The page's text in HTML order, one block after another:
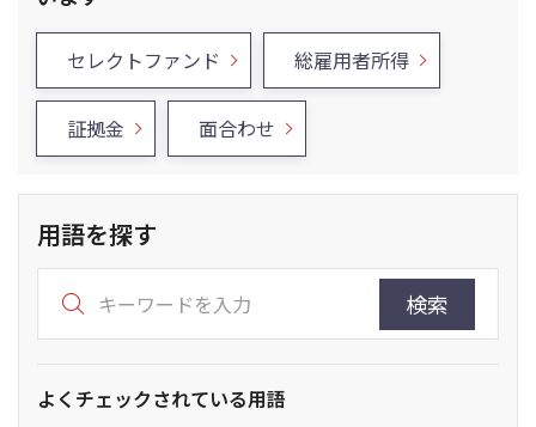
セレクトファンド 総雇用者所得
証拠金 面合わせ
用語を探す
検索
よくチェックされている用語